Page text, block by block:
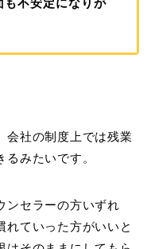
も不安定になりが
社の制度上では残業
みたいです。
セラーの方いずれ
れていった方がいいと